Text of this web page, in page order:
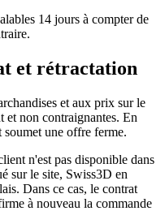
14 jours à compter de
et rétractation
et aux prix sur le
et non contraignantes. En
soumet une offre ferme.
n'est pas disponible dans
sur le site, Swiss3D en
Dans ce cas, le contrat
à nouveau la commande